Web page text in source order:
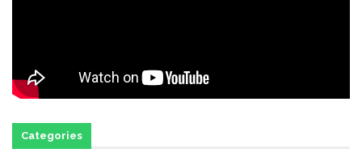
Categories